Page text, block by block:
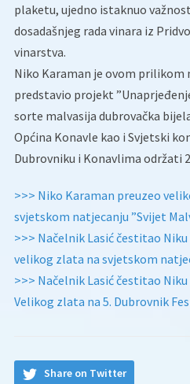
plaketu, ujedno istaknuo
dosadašnjeg rada vinara iz
vinarstva.
Niko Karaman je ovom prilikom
predstavio projekt
sorte malvasija dubrovačka
Općina Konavle kao i Svjetski
Dubrovniku i Konavlima održati
>>> Niko Karaman preuzeo
svjetskom natjecanju ”Svijet
>>> Načelnik Lasić čestitao
velikog zlata na svjetskom
>>> Načelnik Lasić čestitao
Velikog zlata na 5. Dubrovnik
Share on Twitter